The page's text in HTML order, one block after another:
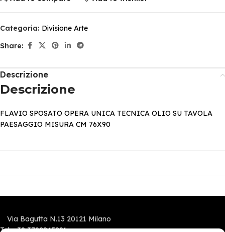
Categoria: Divisione Arte
Share:
Descrizione
Descrizione
FLAVIO SPOSATO OPERA UNICA TECNICA OLIO SU TAVOLA
PAESAGGIO MISURA CM 76X90
Via Bagutta N.13 20121 Milano
Tel.:+39 3792845891